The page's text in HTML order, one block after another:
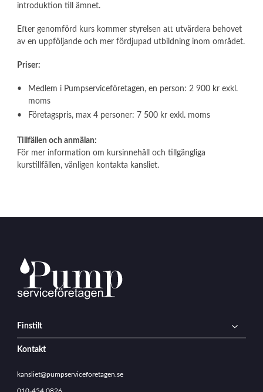
introduktion till ämnet.
Efter genomförd kurs kommer styrelsen att utvärdera behovet
av en uppföljande och mer fördjupad utbildning inom området.
Priser:
Medlem i Pumpserviceföretagen, en person: 2 900 kr exkl.
moms
Företagspris, max 4 personer: 7 500 kr exkl. moms
Tillfällen och anmälan:
För mer information om kursinnehåll och tillgängliga
kurstillfällen, vänligen kontakta kansliet.
Finstilt
Kontakt
kansliet@pumpserviceforetagen.se